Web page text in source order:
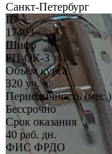
Санкт-Петербург
ID
17403
Шифр
РП-ОК-3
Объём курса
320 уч. ч.
Периодичность (мес.)
Бессрочно
Срок оказания
40 раб. дн.
ФИС ФРДО